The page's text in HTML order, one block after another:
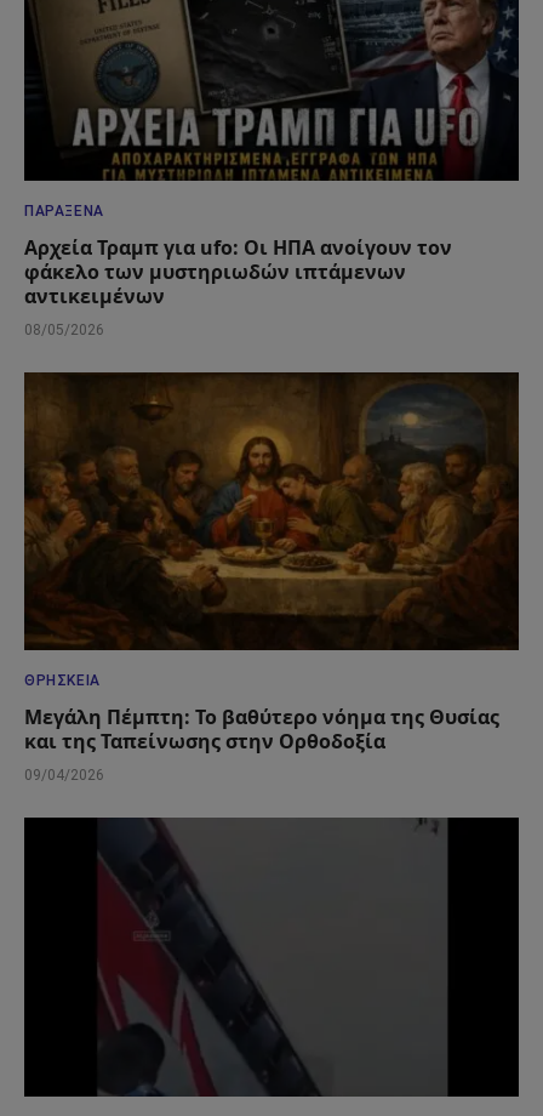
ΠΑΡΆΞΕΝΑ
Αρχεία Τραμπ για ufo: Οι ΗΠΑ ανοίγουν τον
φάκελο των μυστηριωδών ιπτάμενων
αντικειμένων
08/05/2026
ΘΡΗΣΚΕΊΑ
Μεγάλη Πέμπτη: Το βαθύτερο νόημα της Θυσίας
και της Ταπείνωσης στην Ορθοδοξία
09/04/2026